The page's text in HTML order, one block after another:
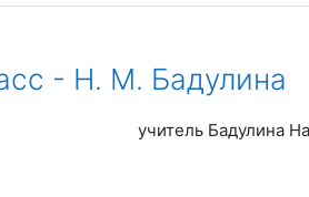
- Н. М. Бадулина
учитель Бадулина